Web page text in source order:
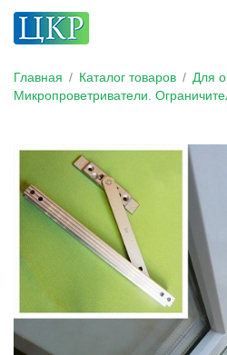
Главная / Каталог товаров / Для
Микропроветриватели.